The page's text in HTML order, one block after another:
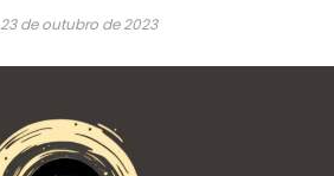
23 de outubro de 2023